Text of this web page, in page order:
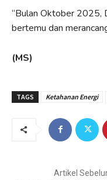
“Bulan Oktober 2025,
bertemu dan
(MS)
TAGS Ketahanan Energi
Artikel